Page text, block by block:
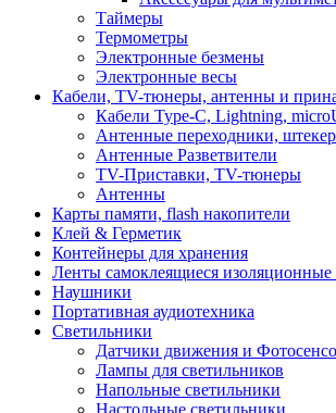
Таймеры
Термометры
Электронные безмены
Электронные весы
Кабели, TV-тюнеры, антенны и
Кабели Type-C, Lightning,
Антенные переходники,
Антенные Разветвители
TV-Приставки, TV-тюнеры
Антенны
Карты памяти, flash накопители
Клей & Герметик
Контейнеры для хранения
Ленты самоклеящиеся
Наушники
Портативная аудиотехника
Светильники
Датчики движения и
Лампы для светильников
Напольные светильники
Настольные светильники